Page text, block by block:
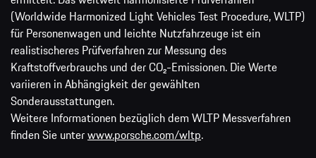
(Worldwide Harmonized Light Vehicles Test Procedure, WLTP)
für Personenwagen und leichte Nutzfahrzeuge ist ein
realistischeres Prüfverfahren zur Messung des
Kraftstoffverbrauchs und der CO₂-Emissionen. Die Werte
variieren in Abhängigkeit der gewählten
Sonderausstattungen.
Weitere Informationen bezüglich dem WLTP Messverfahren
finden Sie unterwww.porsche.com/wltp.